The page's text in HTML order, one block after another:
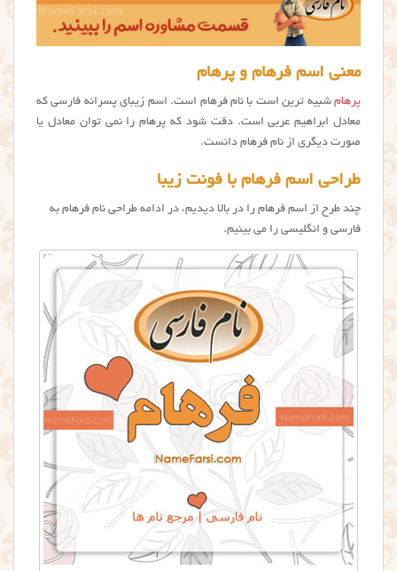
معنی اسم فرهام و پرهام
پرهام شبیه ترین است با نام فرهام است. اسم زیبای پسرانه فارسی که
معادل ابراهیم عربی است. دقت شود که پرهام را نمی توان معادل یا
صورت دیگری از نام فرهام دانست.
طراحی اسم فرهام با فونت زیبا
چند طرح از اسم فرهام را در بالا دیدیم، در ادامه طراحی نام فرهام به
فارسی و انگلیسی را می بینیم.